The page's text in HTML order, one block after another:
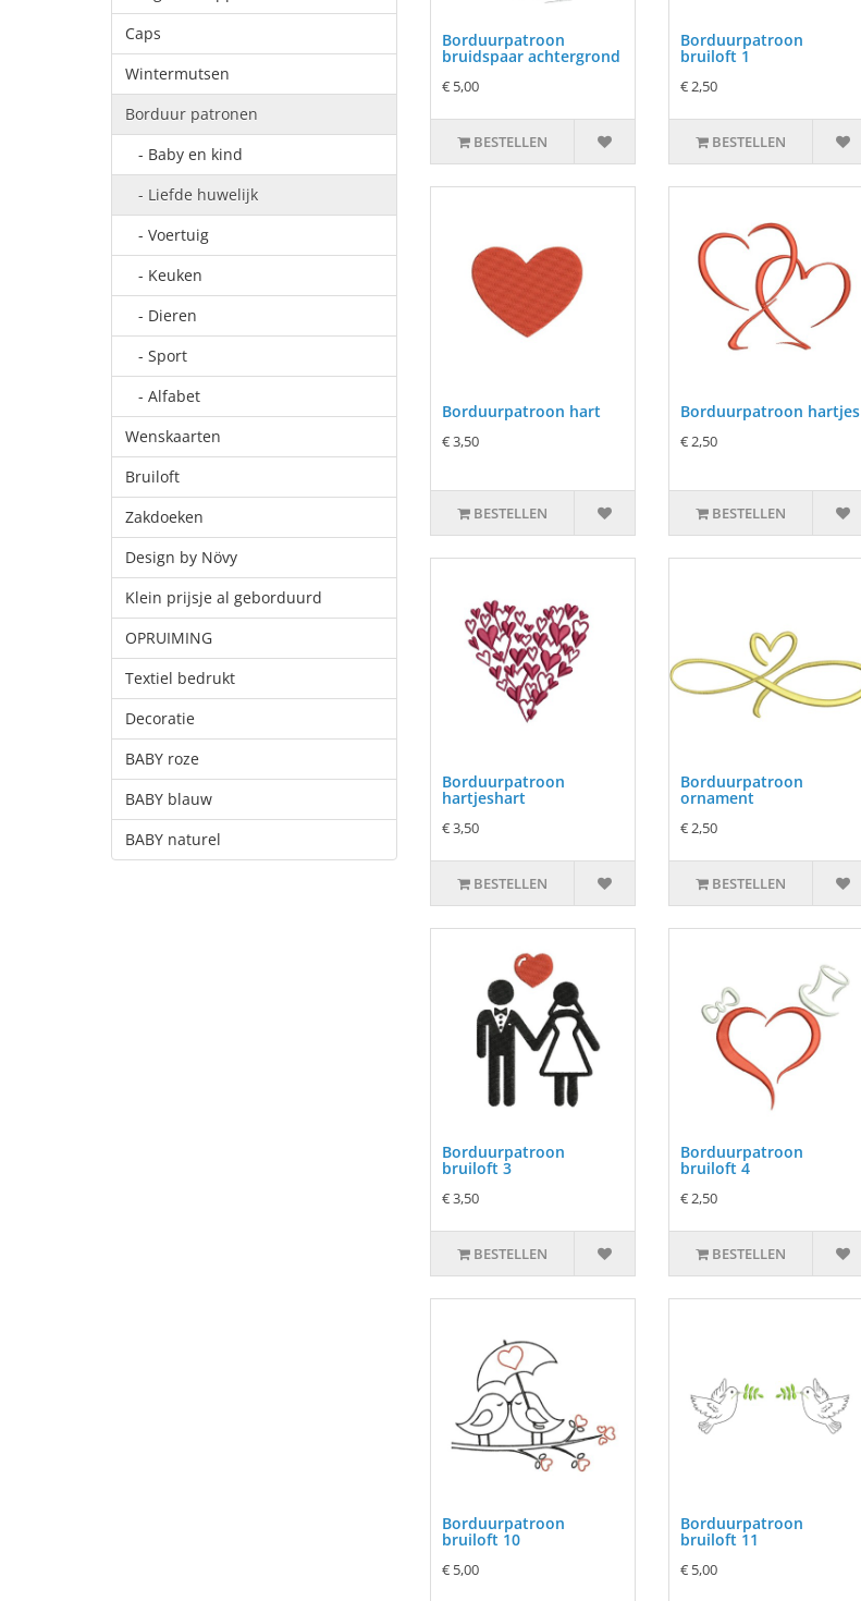
Caps
Wintermutsen
Borduur patronen
- Baby en kind
- Liefde huwelijk
- Voertuig
- Keuken
- Dieren
- Sport
- Alfabet
Wenskaarten
Bruiloft
Zakdoeken
Design by Növy
Klein prijsje al geborduurd
OPRUIMING
Textiel bedrukt
Decoratie
BABY roze
BABY blauw
BABY naturel
Borduurpatroon
bruidspaar achtergrond
€ 5,00
BESTELLEN
Borduurpatroon
bruiloft 1
€ 2,50
BESTELLEN
Borduurpatroon hart
€ 3,50
BESTELLEN
Borduurpatroon hartjes
€ 2,50
BESTELLEN
Borduurpatroon
hartjeshart
€ 3,50
BESTELLEN
Borduurpatroon
ornament
€ 2,50
BESTELLEN
Borduurpatroon
bruiloft 3
€ 3,50
BESTELLEN
Borduurpatroon
bruiloft 4
€ 2,50
BESTELLEN
Borduurpatroon
bruiloft 10
€ 5,00
Borduurpatroon
bruiloft 11
€ 5,00